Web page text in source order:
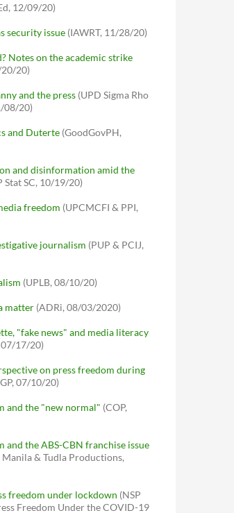
12/09/20)
security issue (IAWRT, 11/28/20)
Notes on the academic strike
20/20)
and the press (UPD Sigma Rho
08/20)
and Duterte (GoodGovPH,
and disinformation amid the
Stat SC, 10/19/20)
freedom (UPCMCFI & PPI,
journalism (PUP & PCIJ,
(UPLB, 08/10/20)
matter (ADRi, 08/03/2020)
"fake news" and media literacy
17/20)
on press freedom during
07/10/20)
and the "new normal" (COP,
and the ABS-CBN franchise issue
Manila & Tudla Productions,
freedom under lockdown (NSP
Freedom Under the COVID-19